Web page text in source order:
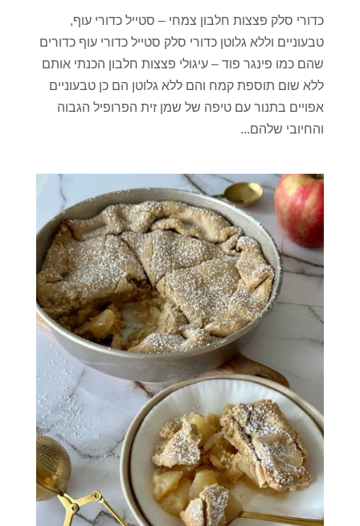
כדורי סלק פצצות חלבון צמחי – סטייל כדורי עוף,
טבעוניים וללא גלוטן כדורי סלק סטייל כדורי עוף כדורים
שהם כמו פינגר פוד – עיגולי פצצות חלבון הכנתי אותם
ללא שום תוספת קמח והם ללא גלוטן הם כן טבעוניים
אפויים בתנור עם טיפה של שמן זית הפרופיל הגבוה
והחיובי שלהם...